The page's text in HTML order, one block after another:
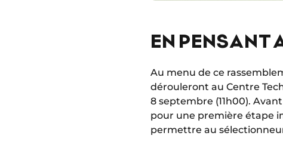
EN PENSANT
Au menu de ce
dérouleront au Centre
8 septembre (11h00).
pour une première étape
permettre au